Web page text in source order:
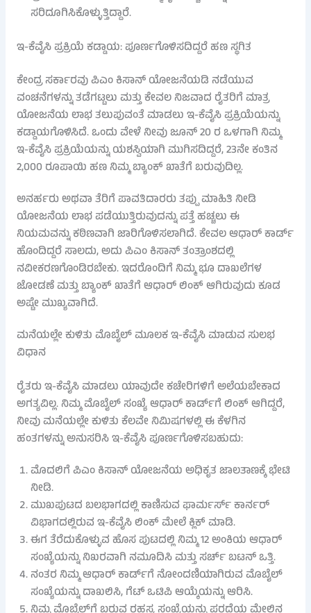
ಸರಿದೂಗಿಸಿಕೊಳ್ಳುತ್ತಿದ್ದಾರೆ.
ಇ-ಕೆವೈಸಿ ಪ್ರಕ್ರಿಯೆ ಕಡ್ಡಾಯ: ಪೂರ್ಣಗೊಳಿಸದಿದ್ದರೆ ಹಣ ಸ್ಥಗಿತ
ಕೇಂದ್ರ ಸರ್ಕಾರವು ಪಿಎಂ ಕಿಸಾನ್ ಯೋಜನೆಯಡಿ ನಡೆಯುವ
ವಂಚನೆಗಳನ್ನು ತಡೆಗಟ್ಟಲು ಮತ್ತು ಕೇವಲ ನಿಜವಾದ ರೈತರಿಗೆ ಮಾತ್ರ
ಯೋಜನೆಯ ಲಾಭ ತಲುಪುವಂತೆ ಮಾಡಲು ಇ-ಕೆವೈಸಿ ಪ್ರಕ್ರಿಯೆಯನ್ನು
ಕಡ್ಡಾಯಗೊಳಿಸಿದೆ. ಒಂದು ವೇಳೆ ನೀವು ಜೂನ್ 20 ರ ಒಳಗಾಗಿ ನಿಮ್ಮ
ಇ-ಕೆವೈಸಿ ಪ್ರಕ್ರಿಯೆಯನ್ನು ಯಶಸ್ವಿಯಾಗಿ ಮುಗಿಸದಿದ್ದರೆ, 23ನೇ ಕಂತಿನ
2,000 ರೂಪಾಯಿ ಹಣ ನಿಮ್ಮ ಬ್ಯಾಂಕ್ ಖಾತೆಗೆ ಬರುವುದಿಲ್ಲ.
ಅನರ್ಹರು ಅಥವಾ ತೆರಿಗೆ ಪಾವತಿದಾರರು ತಪ್ಪು ಮಾಹಿತಿ ನೀಡಿ
ಯೋಜನೆಯ ಲಾಭ ಪಡೆಯುತ್ತಿರುವುದನ್ನು ಪತ್ತೆ ಹಚ್ಚಲು ಈ
ನಿಯಮವನ್ನು ಕಠಿಣವಾಗಿ ಜಾರಿಗೊಳಿಸಲಾಗಿದೆ. ಕೇವಲ ಆಧಾರ್ ಕಾರ್ಡ್
ಹೊಂದಿದ್ದರೆ ಸಾಲದು, ಅದು ಪಿಎಂ ಕಿಸಾನ್ ತಂತ್ರಾಂಶದಲ್ಲಿ
ನವೀಕರಣಗೊಂಡಿರಬೇಕು. ಇದರೊಂದಿಗೆ ನಿಮ್ಮ ಭೂ ದಾಖಲೆಗಳ
ಜೋಡಣೆ ಮತ್ತು ಬ್ಯಾಂಕ್ ಖಾತೆಗೆ ಆಧಾರ್ ಲಿಂಕ್ ಆಗಿರುವುದು ಕೂಡ
ಅಷ್ಟೇ ಮುಖ್ಯವಾಗಿದೆ.
ಮನೆಯಲ್ಲೇ ಕುಳಿತು ಮೊಬೈಲ್ ಮೂಲಕ ಇ-ಕೆವೈಸಿ ಮಾಡುವ ಸುಲಭ
ವಿಧಾನ
ರೈತರು ಇ-ಕೆವೈಸಿ ಮಾಡಲು ಯಾವುದೇ ಕಚೇರಿಗಳಿಗೆ ಅಲೆಯಬೇಕಾದ
ಅಗತ್ಯವಿಲ್ಲ. ನಿಮ್ಮ ಮೊಬೈಲ್ ಸಂಖ್ಯೆ ಆಧಾರ್ ಕಾರ್ಡ್‌ಗೆ ಲಿಂಕ್ ಆಗಿದ್ದರೆ,
ನೀವು ಮನೆಯಲ್ಲೇ ಕುಳಿತು ಕೆಲವೇ ನಿಮಿಷಗಳಲ್ಲಿ ಈ ಕೆಳಗಿನ
ಹಂತಗಳನ್ನು ಅನುಸರಿಸಿ ಇ-ಕೆವೈಸಿ ಪೂರ್ಣಗೊಳಿಸಬಹುದು:
ಮೊದಲಿಗೆ ಪಿಎಂ ಕಿಸಾನ್ ಯೋಜನೆಯ ಅಧಿಕೃತ ಜಾಲತಾಣಕ್ಕೆ ಭೇಟಿ
ನೀಡಿ.
ಮುಖಪುಟದ ಬಲಭಾಗದಲ್ಲಿ ಕಾಣಿಸುವ ಫಾರ್ಮರ್ಸ್ ಕಾರ್ನರ್
ವಿಭಾಗದಲ್ಲಿರುವ ಇ-ಕೆವೈಸಿ ಲಿಂಕ್ ಮೇಲೆ ಕ್ಲಿಕ್ ಮಾಡಿ.
ಈಗ ತೆರೆದುಕೊಳ್ಳುವ ಹೊಸ ಪುಟದಲ್ಲಿ ನಿಮ್ಮ 12 ಅಂಕಿಯ ಆಧಾರ್
ಸಂಖ್ಯೆಯನ್ನು ನಿಖರವಾಗಿ ನಮೂದಿಸಿ ಮತ್ತು ಸರ್ಚ್ ಬಟನ್ ಒತ್ತಿ.
ನಂತರ ನಿಮ್ಮ ಆಧಾರ್ ಕಾರ್ಡ್‌ಗೆ ನೋಂದಣಿಯಾಗಿರುವ ಮೊಬೈಲ್
ಸಂಖ್ಯೆಯನ್ನು ದಾಖಲಿಸಿ, ಗೆಟ್ ಒಟಿಪಿ ಆಯ್ಕೆಯನ್ನು ಆರಿಸಿ.